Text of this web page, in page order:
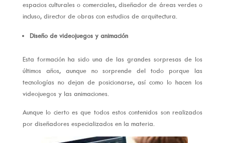
espacios culturales o comerciales, diseñador de áreas verdes o
incluso, director de obras con estudios de arquitectura.
Diseño de videojuegos y animación
Esta formación ha sido una de las grandes sorpresas de los
últimos años, aunque no sorprende del todo porque las
tecnologías no dejan de posicionarse, así como lo hacen los
videojuegos y las animaciones.
Aunque lo cierto es que todos estos contenidos son realizados
por diseñadores especializados en la materia.